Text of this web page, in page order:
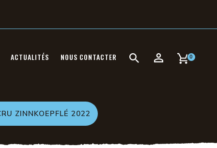
0
ACTUALITÉS NOUS CONTACTER
ZINNKOEPFLÉ 2022